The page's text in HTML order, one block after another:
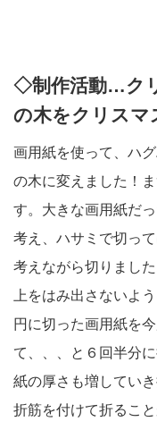
◇制作活動…ク
の木をクリスマ
画用紙を使って、ハ
の木に変えました！
す。大きな画用紙だ
考え、ハサミで切っ
考えながら切りまし
上をはみ出さないよ
円に切った画用紙を
て、、、と６回半分
紙の厚さも増してい
折筋を付けて折るこ